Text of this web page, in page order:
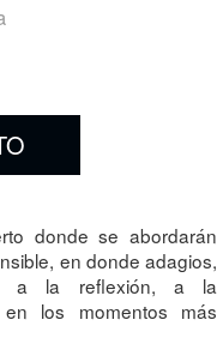
donde se abordarán
en donde adagios,
a la reflexión, a la
los momentos más